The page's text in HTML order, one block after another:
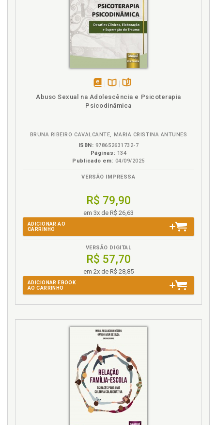
Separação. Alto conflito entre pais após a
separação, p. 27
Teoria do apego, p. 63
Violência doméstica, p. 19
disponível
em
Disponível
na
Abuso Sexual na Adolescência e Psicoterapia
Psicodinâmica
BRUNA RIBEIRO CAVALCANTE, MARIA CRISTINA ANTUNES
ISBN: 978652631732-7
Páginas: 134
Publicado em: 04/09/2025
VERSÃO IMPRESSA
R$ 79,90
em 3x de R$ 26,63
ADICIONAR AO
CARRINHO
VERSÃO DIGITAL
R$ 57,70
em 2x de R$ 28,85
ADICIONAR EBOOK
AO CARRINHO